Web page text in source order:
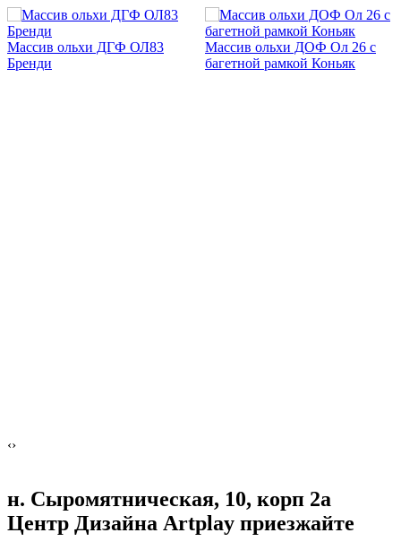
Массив ольхи ДГФ ОЛ83
Бренди
Массив ольхи ДОФ Ол 26 с
багетной рамкой Коньяк
‹›
н. Сыромятническая, 10, корп 2а
Центр Дизайна Artplay приезжайте